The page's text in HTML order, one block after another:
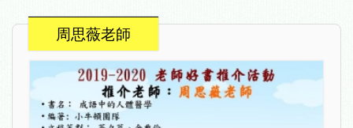
周思薇老師